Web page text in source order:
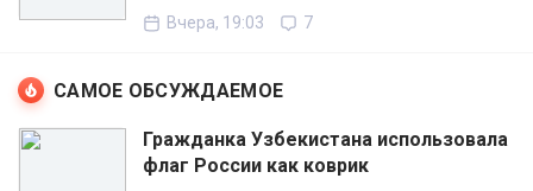
Вчера, 19:03 7
САМОЕ ОБСУЖДАЕМОЕ
Гражданка Узбекистана использовала
флаг России как коврик